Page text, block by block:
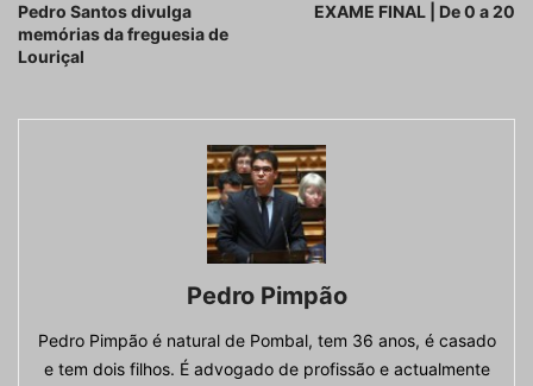
Pedro Santos divulga
memórias da freguesia de
Louriçal
EXAME FINAL | De 0 a 20
Pedro Pimpão
Pedro Pimpão é natural de Pombal, tem 36 anos, é casado
e tem dois filhos. É advogado de profissão e actualmente